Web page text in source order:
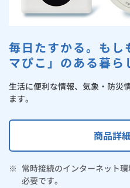
お手続きから使用開始
簡単プ
ガス炊飯器
ガスオーブン
ガス給湯器
ガス温水浴室暖房乾
「カワック・ミスト
乾太くん
リビング・空調
ガスファンヒーター
ガスコード
ガス栓の増設 プラ
発電・省エネ
スマイルーフ
エラーコード診断
取扱説明書を探す
らく得リース
らく得保証
住ミカタ・リフォーム
リノベーション「マイ
住ミカタ・サービス
ホームセキュリティ
みるぴこ
便利・おトク
スマイLINK
FitDish
関西おでかけ納税
総合TOP 業務用・産業用のお
毎日たすかる。もし
マぴこ」のある暮ら
生活に便利な情報、気象・防災
ます。
商品詳
※ 常時接続のインターネット
必要です。